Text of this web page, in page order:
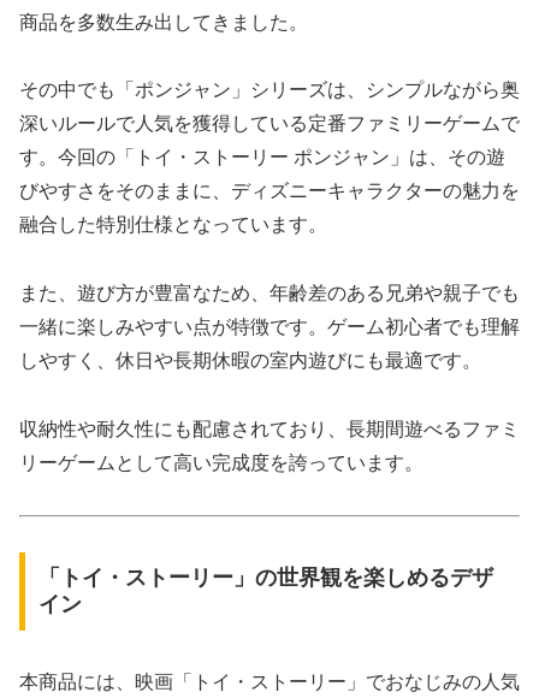
商品を多数生み出してきました。
その中でも「ポンジャン」シリーズは、シンプルながら奥
深いルールで人気を獲得している定番ファミリーゲームで
す。今回の「トイ・ストーリー ポンジャン」は、その遊
びやすさをそのままに、ディズニーキャラクターの魅力を
融合した特別仕様となっています。
また、遊び方が豊富なため、年齢差のある兄弟や親子でも
一緒に楽しみやすい点が特徴です。ゲーム初心者でも理解
しやすく、休日や長期休暇の室内遊びにも最適です。
収納性や耐久性にも配慮されており、長期間遊べるファミ
リーゲームとして高い完成度を誇っています。
「トイ・ストーリー」の世界観を楽しめるデザ
イン
本商品には、映画「トイ・ストーリー」でおなじみの人気